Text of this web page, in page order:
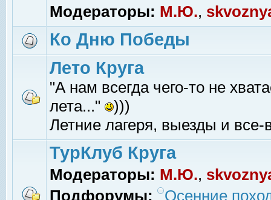
Модераторы: М.Ю.,
Ко Дню Победы
Лето Круга
"А нам всегда чего-то не
лета..."
)))
Летние лагеря, выезды и все-
ТурКлуб Круга
Модераторы: М.Ю.,
Подфорумы:
Осенние